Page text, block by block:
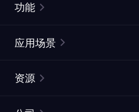
静态住宅代理
功能
ISP代理
应用场景
资源